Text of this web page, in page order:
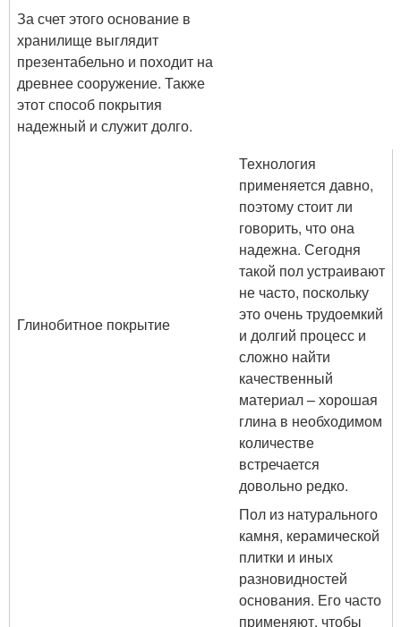
За счет этого основание в
хранилище выглядит
презентабельно и походит на
древнее сооружение. Также
этот способ покрытия
надежный и служит долго.
Глинобитное покрытие
Технология
применяется давно,
поэтому стоит ли
говорить, что она
надежна. Сегодня
такой пол устраивают
не часто, поскольку
это очень трудоемкий
и долгий процесс и
сложно найти
качественный
материал – хорошая
глина в необходимом
количестве
встречается
довольно редко.
Пол из натурального
камня, керамической
плитки и иных
разновидностей
основания. Его часто
применяют, чтобы